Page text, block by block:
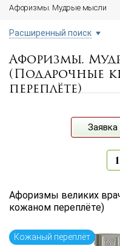
Афоризмы. Мудрые мысли
Расширенный поиск
Цена руб.
от
по названию по цене
Афоризмы.
(Подарочные
переплёте)
Заявка
1
Афоризмы великих
кожаном переплёте)
Кожаный переплёт